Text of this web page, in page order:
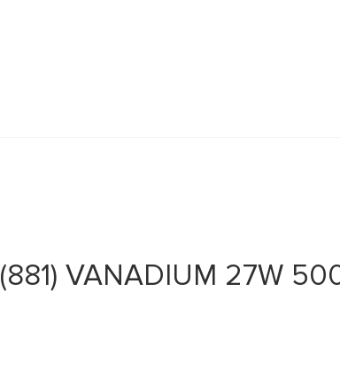
VANADIUM 27W